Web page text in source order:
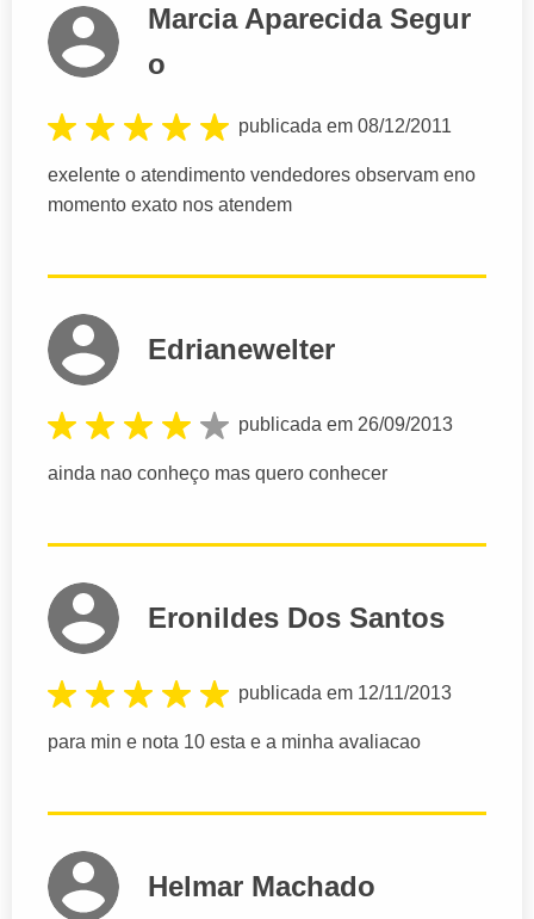
Marcia Aparecida Segur
o
publicada em 08/12/2011
exelente o atendimento vendedores observam eno
momento exato nos atendem
Edrianewelter
publicada em 26/09/2013
ainda nao conheço mas quero conhecer
Eronildes Dos Santos
publicada em 12/11/2013
para min e nota 10 esta e a minha avaliacao
Helmar Machado